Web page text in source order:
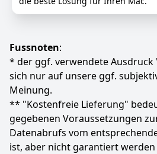
sich auch problemlos zu
Weiß
173 99 €
Anzeigen
Fussnoten:
* der ggf. verwendete Ausdruck
sich nur auf unsere ggf.
Meinung.
** "Kostenfreie Lieferung"
gegebenen Voraussetzungen
Datenabrufs vom
ist, aber nicht garantiert werden